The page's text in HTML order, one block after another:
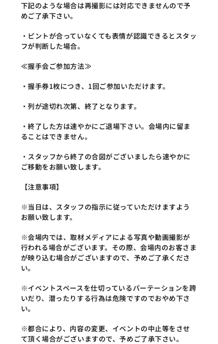
下記のような場合は再撮影には対応できませんので予
めご了承下さい。
・ピントが合っていなくても表情が認識できるとスタッ
フが判断した場合。
≪握手会ご参加方法≫
・握手券1枚につき、1回ご参加いただけます。
・列が途切れ次第、終了となります。
・終了した方は速やかにご退場下さい。会場内に留ま
ることはできません。
・スタッフから終了の合図がございましたら速やかに
ご移動をお願い致します。
【注意事項】
※当日は、スタッフの指示に従っていただけますよう
お願い致します。
※会場内では、取材メディアによる写真や動画撮影が
行われる場合がございます。その際、会場内のお客さま
が映り込む場合がございますので、予めご了承くださ
い。
※イベントスペースを仕切っているパーテーションを跨
いだり、潜ったりする行為は危険ですのでおやめ下さ
い。
※都合により、内容の変更、イベントの中止等をさせ
て頂く場合がございますので、予めご了承下さい。